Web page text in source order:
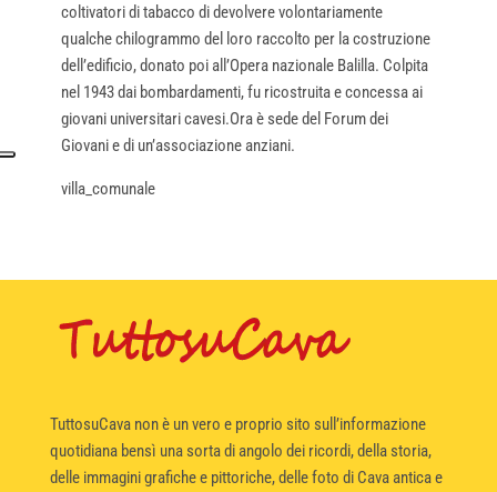
coltivatori di tabacco di devolvere volontariamente
qualche chilogrammo del loro raccolto per la costruzione
dell’edificio, donato poi all’Opera nazionale Balilla. Colpita
nel 1943 dai bombardamenti, fu ricostruita e concessa ai
giovani universitari cavesi.Ora è sede del Forum dei
Giovani e di un’associazione anziani.
villa_comunale
TuttosuCava non è un vero e proprio sito sull’informazione
quotidiana bensì una sorta di angolo dei ricordi, della storia,
delle immagini grafiche e pittoriche, delle foto di Cava antica e